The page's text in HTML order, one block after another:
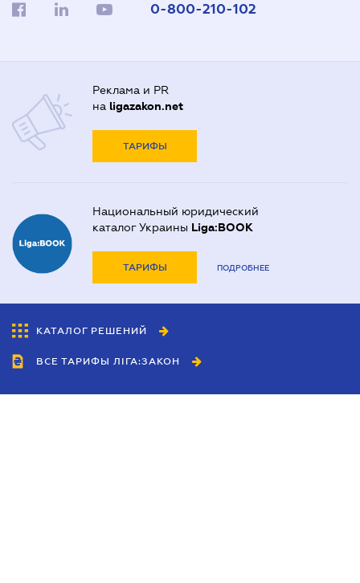
0-800-210-102
Реклама и PR
на ligazakon.net
ТАРИФЫ
Национальный юридический
каталог Украины Liga:BOOK
ТАРИФЫ ПОДРОБНЕЕ
КАТАЛОГ РЕШЕНИЙ
ВСЕ ТАРИФЫ ЛІГА:ЗАКОН